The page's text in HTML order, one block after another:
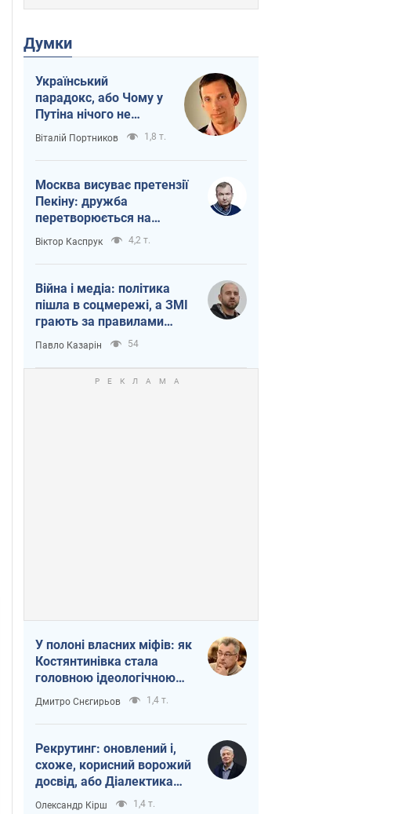
Думки
Український
парадокс, або Чому у
Путіна нічого не
вийшло з Україною
Віталій Портников 1,8 т.
Москва висуває претензії
Пекіну: дружба
перетворюється на
залежність Росії від
Китаю
Віктор Каспрук 4,2 т.
Війна і медіа: політика
пішла в соцмережі, а ЗМІ
грають за правилами
ютуб
Павло Казарін 54
У полоні власних міфів: як
Костянтинівка стала
головною ідеологічною
пасткою для російських
окупантів
Дмитро Снєгирьов 1,4 т.
Рекрутинг: оновлений і,
схоже, корисний ворожий
досвід, або Діалектика
вибагливого боягузтва
Олександр Кірш 1,4 т.